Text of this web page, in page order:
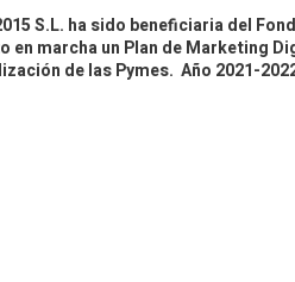
2015 S.L. ha sido beneficiaria del
en marcha un Plan de Marketing
de las Pymes. Año 2021-